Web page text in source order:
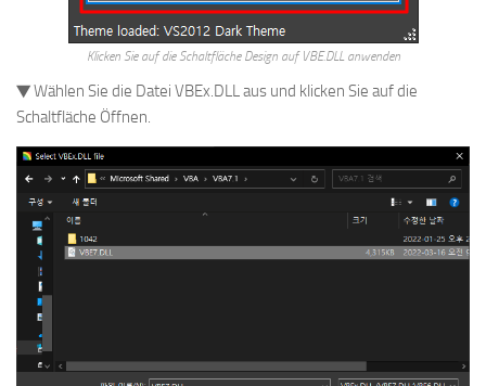
Klicken Sie auf die Schaltfläche Design auf VBE.DLL anwenden
▼ Wählen Sie die Datei VBEx.DLL aus und klicken Sie auf die
Schaltfläche Öffnen.